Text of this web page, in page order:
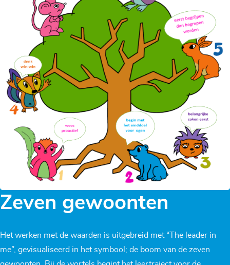
Zeven gewoonten
Het werken met de waarden is uitgebreid met “The leader in
me”, gevisualiseerd in het symbool; de boom van de zeven